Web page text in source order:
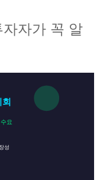
자가 꼭 알
회
요
성